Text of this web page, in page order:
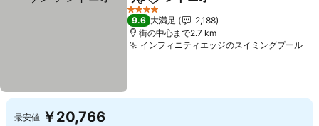
シェアお気に入りに追加
4 ホテルのランク
9.6 大満足
2,188
街の中心まで2.7 km
インフィニティエッジのスイミングプール
最安値 ￥20,766